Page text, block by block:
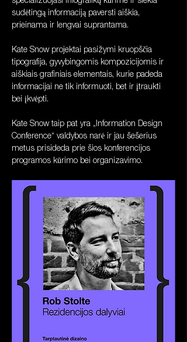
sudėtingą informaciją paversti aiškia,
prieinama ir lengvai suprantama.
Kate Snow projektai pasižymi kruopščia
tipografija, gyvybingomis kompozicijomis ir
aiškiais grafiniais elementais, kurie padeda
informacijai ne tik informuoti, bet ir įtraukti
bei įkvėpti.
Kate Snow taip pat yra „Information Design
Conference“ valdybos narė ir jau šešerius
metus prisideda prie šios konferencijos
programos kūrimo bei organizavimo.